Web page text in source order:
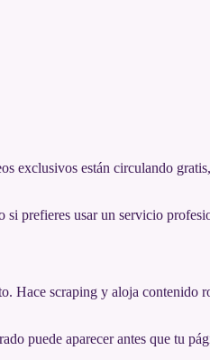
exclusivos están circulando
si prefieres usar un servicio
Hace scraping y aloja contenido
puede aparecer antes que tu